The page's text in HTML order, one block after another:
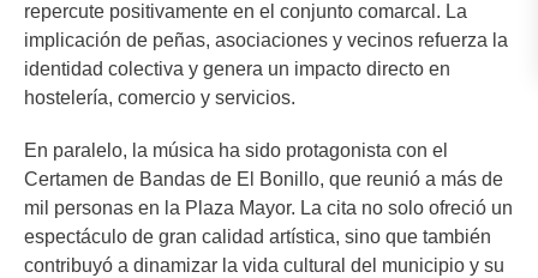
repercute positivamente en el conjunto comarcal. La
implicación de peñas, asociaciones y vecinos refuerza la
identidad colectiva y genera un impacto directo en
hostelería, comercio y servicios.
En paralelo, la música ha sido protagonista con el
Certamen de Bandas de El Bonillo, que reunió a más de
mil personas en la Plaza Mayor. La cita no solo ofreció un
espectáculo de gran calidad artística, sino que también
contribuyó a dinamizar la vida cultural del municipio y su